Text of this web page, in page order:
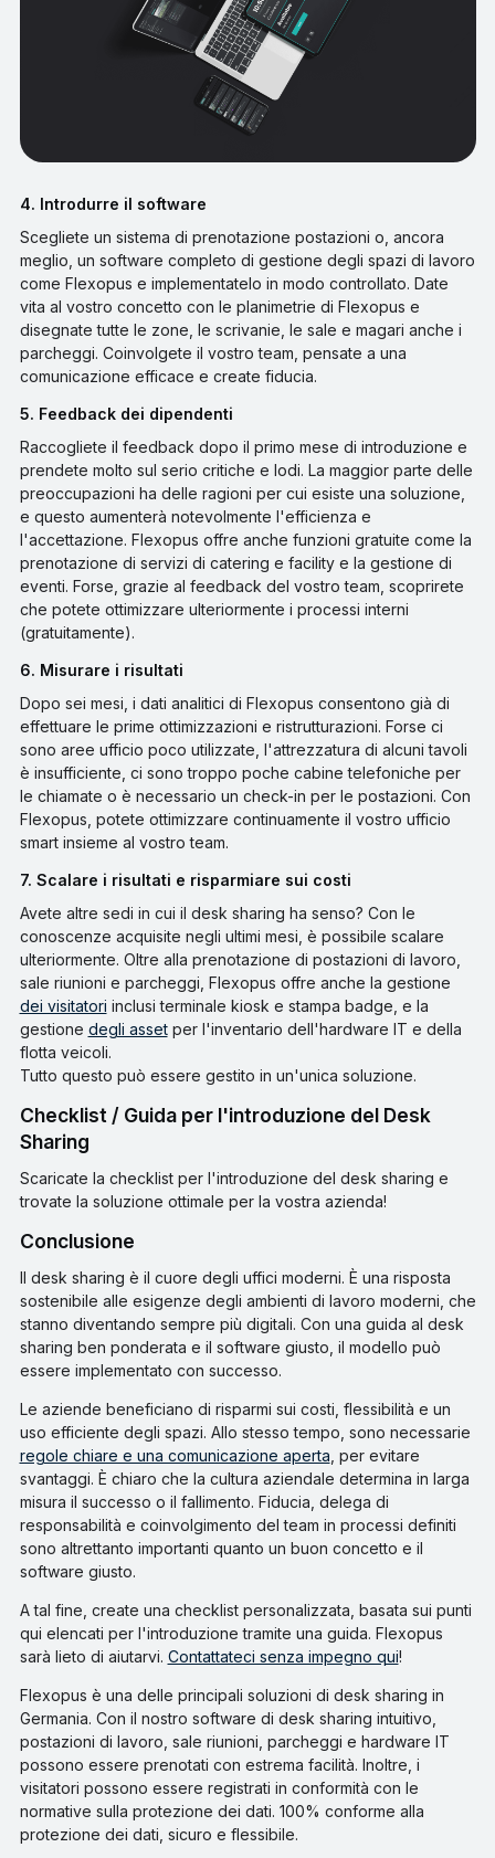
4. Introdurre il software
Scegliete un sistema di prenotazione postazioni o, ancora
meglio, un software completo di gestione degli spazi di lavoro
come Flexopus e implementatelo in modo controllato. Date
vita al vostro concetto con le planimetrie di Flexopus e
disegnate tutte le zone, le scrivanie, le sale e magari anche i
parcheggi. Coinvolgete il vostro team, pensate a una
comunicazione efficace e create fiducia.
5. Feedback dei dipendenti
Raccogliete il feedback dopo il primo mese di introduzione e
prendete molto sul serio critiche e lodi. La maggior parte delle
preoccupazioni ha delle ragioni per cui esiste una soluzione,
e questo aumenterà notevolmente l'efficienza e
l'accettazione. Flexopus offre anche funzioni gratuite come la
prenotazione di servizi di catering e facility e la gestione di
eventi. Forse, grazie al feedback del vostro team, scoprirete
che potete ottimizzare ulteriormente i processi interni
(gratuitamente).
6. Misurare i risultati
Dopo sei mesi, i dati analitici di Flexopus consentono già di
effettuare le prime ottimizzazioni e ristrutturazioni. Forse ci
sono aree ufficio poco utilizzate, l'attrezzatura di alcuni tavoli
è insufficiente, ci sono troppo poche cabine telefoniche per
le chiamate o è necessario un check-in per le postazioni. Con
Flexopus, potete ottimizzare continuamente il vostro ufficio
smart insieme al vostro team.
7. Scalare i risultati e risparmiare sui costi
Avete altre sedi in cui il desk sharing ha senso? Con le
conoscenze acquisite negli ultimi mesi, è possibile scalare
ulteriormente. Oltre alla prenotazione di postazioni di lavoro,
sale riunioni e parcheggi, Flexopus offre anche la gestione
dei visitatori inclusi terminale kiosk e stampa badge, e la
gestione degli assetper l'inventario dell'hardware IT e della
flotta veicoli.
Tutto questo può essere gestito in un'unica soluzione.
Checklist / Guida per l'introduzione del Desk
Sharing
Scaricate la checklist per l'introduzione del desk sharing e
trovate la soluzione ottimale per la vostra azienda!
Conclusione
Il desk sharing è il cuore degli uffici moderni. È una risposta
sostenibile alle esigenze degli ambienti di lavoro moderni, che
stanno diventando sempre più digitali. Con una guida al desk
sharing ben ponderata e il software giusto, il modello può
essere implementato con successo.
Le aziende beneficiano di risparmi sui costi, flessibilità e un
uso efficiente degli spazi. Allo stesso tempo, sono necessarie
regole chiare e una comunicazione aperta , per evitare
svantaggi. È chiaro che la cultura aziendale determina in larga
misura il successo o il fallimento. Fiducia, delega di
responsabilità e coinvolgimento del team in processi definiti
sono altrettanto importanti quanto un buon concetto e il
software giusto.
A tal fine, create una checklist personalizzata, basata sui punti
qui elencati per l'introduzione tramite una guida. Flexopus
sarà lieto di aiutarvi. Contattateci senza impegno qui!
Flexopus è una delle principali soluzioni di desk sharing in
Germania. Con il nostro software di desk sharing intuitivo,
postazioni di lavoro, sale riunioni, parcheggi e hardware IT
possono essere prenotati con estrema facilità. Inoltre, i
visitatori possono essere registrati in conformità con le
normative sulla protezione dei dati. 100% conforme alla
protezione dei dati, sicuro e flessibile.